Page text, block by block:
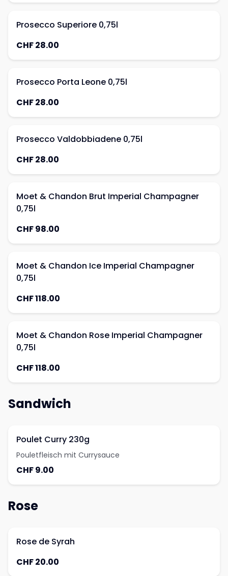
Prosecco Superiore 0,75l
CHF 28.00
Prosecco Porta Leone 0,75l
CHF 28.00
Prosecco Valdobbiadene 0,75l
CHF 28.00
Moet & Chandon Brut Imperial Champagner
0,75l
CHF 98.00
Moet & Chandon Ice Imperial Champagner
0,75l
CHF 118.00
Moet & Chandon Rose Imperial Champagner
0,75l
CHF 118.00
Sandwich
Poulet Curry 230g
Pouletfleisch mit Currysauce
CHF 9.00
Rose
Rose de Syrah
CHF 20.00